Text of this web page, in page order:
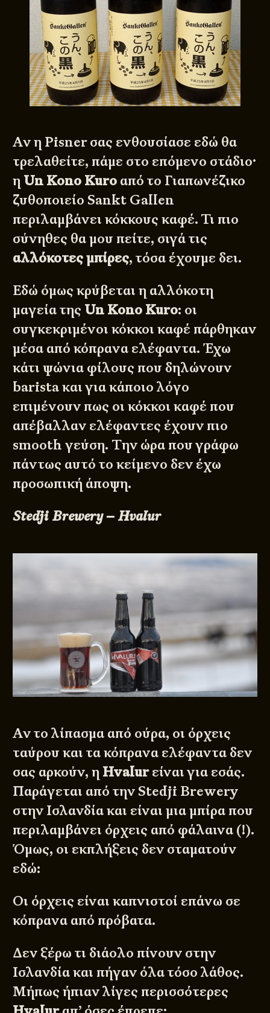
Αν η Pisner σας ενθουσίασε εδώ θα
τρελαθείτε, πάμε στο επόμενο στάδιο·
η Un Kono Kuro από το Γιαπωνέζικο
ζυθοποιείο Sankt Gallen
περιλαμβάνει κόκκους καφέ. Τι πιο
σύνηθες θα μου πείτε, σιγά τις
αλλόκοτες μπίρες, τόσα έχουμε δει.
Εδώ όμως κρύβεται η αλλόκοτη
μαγεία της Un Kono Kuro: οι
συγκεκριμένοι κόκκοι καφέ πάρθηκαν
μέσα από κόπρανα ελέφαντα. Έχω
κάτι ψώνια φίλους που δηλώνουν
barista και για κάποιο λόγο
επιμένουν πως οι κόκκοι καφέ που
απέβαλλαν ελέφαντες έχουν πιο
smooth γεύση. Tην ώρα που γράφω
πάντως αυτό το κείμενο δεν έχω
προσωπική άποψη.
Stedji Brewery – Hvalur
Αν το λίπασμα από ούρα, οι όρχεις
ταύρου και τα κόπρανα ελέφαντα δεν
σας αρκούν, η Hvalurείναι για εσάς.
Παράγεται από την Stedji Brewery
στην Ισλανδία και είναι μια μπίρα που
περιλαμβάνει όρχεις από φάλαινα (!).
Όμως, οι εκπλήξεις δεν σταματούν
εδώ:
Οι όρχεις είναι καπνιστοί επάνω σε
κόπρανα από πρόβατα.
Δεν ξέρω τι διάολο πίνουν στην
Ισλανδία και πήγαν όλα τόσο λάθος.
Μήπως ήπιαν λίγες περισσότερες